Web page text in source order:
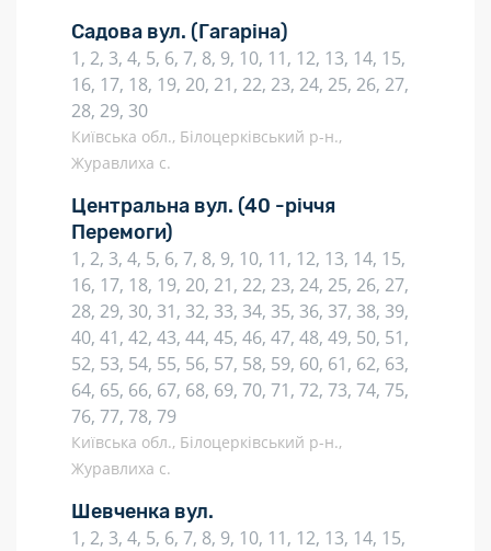
Садова вул. (Гагаріна)
1, 2, 3, 4, 5, 6, 7, 8, 9, 10, 11, 12, 13, 14, 15,
16, 17, 18, 19, 20, 21, 22, 23, 24, 25, 26, 27,
28, 29, 30
Київська обл., Білоцерківський р-н.,
Журавлиха с.
Центральна вул. (40 -річчя
Перемоги)
1, 2, 3, 4, 5, 6, 7, 8, 9, 10, 11, 12, 13, 14, 15,
16, 17, 18, 19, 20, 21, 22, 23, 24, 25, 26, 27,
28, 29, 30, 31, 32, 33, 34, 35, 36, 37, 38, 39,
40, 41, 42, 43, 44, 45, 46, 47, 48, 49, 50, 51,
52, 53, 54, 55, 56, 57, 58, 59, 60, 61, 62, 63,
64, 65, 66, 67, 68, 69, 70, 71, 72, 73, 74, 75,
76, 77, 78, 79
Київська обл., Білоцерківський р-н.,
Журавлиха с.
Шевченка вул.
1, 2, 3, 4, 5, 6, 7, 8, 9, 10, 11, 12, 13, 14, 15,